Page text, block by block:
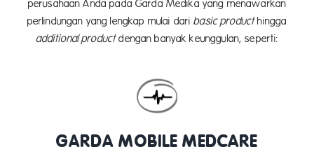
perusahaan Anda pada Garda Medika yang menawarkan
perlindungan yang lengkap mulai daribasic producthingga
additional productdengan banyak keunggulan, seperti:
GARDA MOBILE MEDCARE